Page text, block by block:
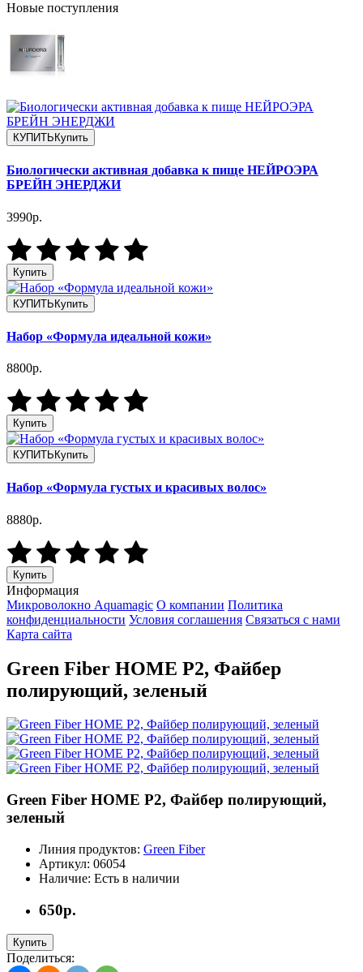
Новые поступления
КУПИТЬ Купить
Биологически активная добавка к пище НЕЙРОЭРА
БРЕЙН ЭНЕРДЖИ
3990р.
Купить
КУПИТЬКупить
Набор «Формула идеальной кожи»
8800р.
Купить
КУПИТЬ Купить
Набор «Формула густых и красивых волос»
8880р.
Купить
Информация
Микроволокно Aquamagic О компании Политика
конфиденциальности Условия соглашения Связаться с нами
Карта сайта
Green Fiber HOME P2, Файбер
полирующий, зеленый
Green Fiber HOME P2, Файбер полирующий,
зеленый
Линия продуктов: Green Fiber
Артикул: 06054
Наличие: Есть в наличии
650р.
Купить
Поделиться: